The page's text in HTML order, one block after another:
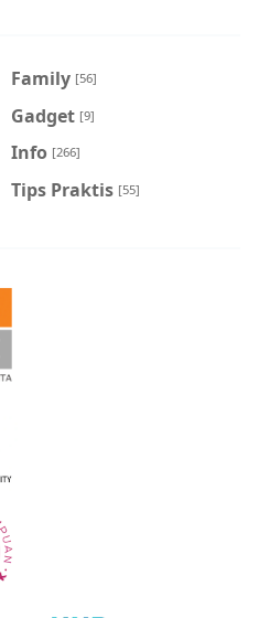
Family [56]
Gadget [9]
Info [266]
Tips Praktis [55]